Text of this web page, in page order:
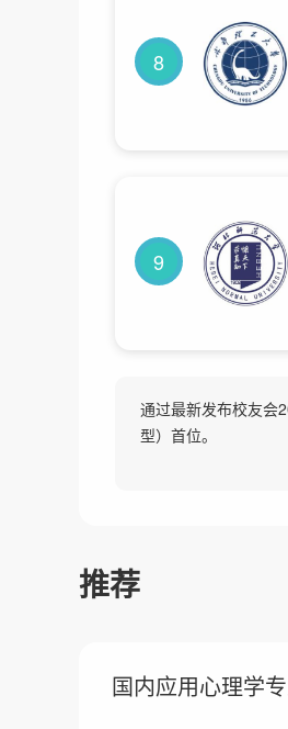
8
9
通过最新发布校友会
型）首位。
推荐
国内应用心理学